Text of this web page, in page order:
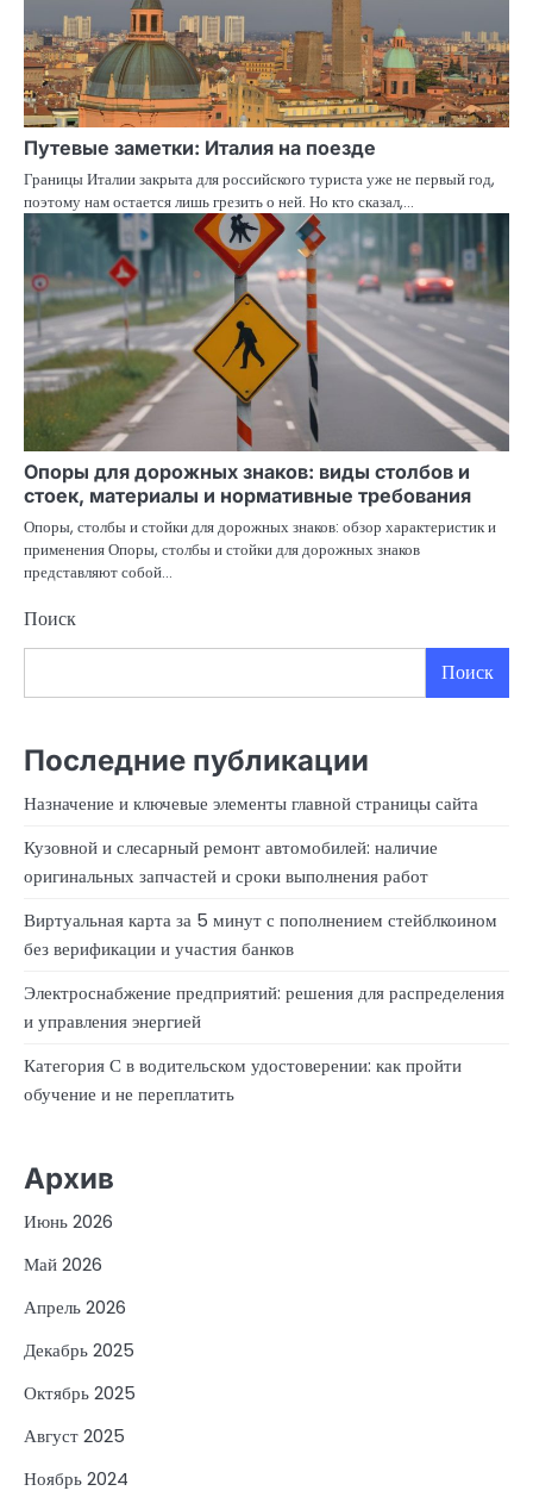
Путевые заметки: Италия на поезде
Границы Италии закрыта для российского туриста уже не первый год,
поэтому нам остается лишь грезить о ней. Но кто сказал,…
Опоры для дорожных знаков: виды столбов и
стоек, материалы и нормативные требования
Опоры, столбы и стойки для дорожных знаков: обзор характеристик и
применения Опоры, столбы и стойки для дорожных знаков
представляют собой…
Поиск
Поиск
Последние публикации
Назначение и ключевые элементы главной страницы сайта
Кузовной и слесарный ремонт автомобилей: наличие
оригинальных запчастей и сроки выполнения работ
Виртуальная карта за 5 минут с пополнением стейблкоином
без верификации и участия банков
Электроснабжение предприятий: решения для распределения
и управления энергией
Категория С в водительском удостоверении: как пройти
обучение и не переплатить
Архив
Июнь 2026
Май 2026
Апрель 2026
Декабрь 2025
Октябрь 2025
Август 2025
Ноябрь 2024